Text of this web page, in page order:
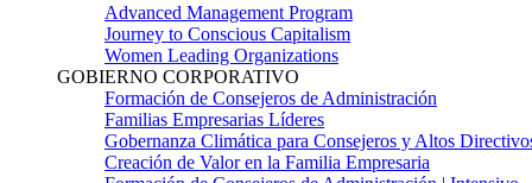
Advanced Management Program
Journey to Conscious Capitalism
Women Leading Organizations
GOBIERNO CORPORATIVO
Formación de Consejeros de Administración
Familias Empresarias Líderes
Gobernanza Climática para Consejeros y Altos
Creación de Valor en la Familia Empresaria